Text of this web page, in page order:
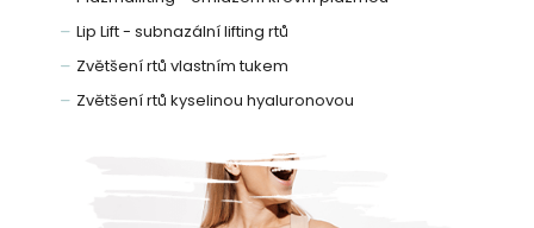
Lip Lift - subnazální lifting rtů
Zvětšení rtů vlastním tukem
Zvětšení rtů kyselinou hyaluronovou